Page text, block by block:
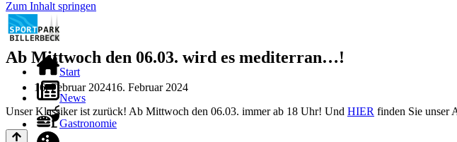
Zum Inhalt springen
Start
News
Gastronomie
Ab Mittwoch den 06.03. wird es mediterran…!
16. Februar 202416. Februar 2024
Unser Klassiker ist zurück! Ab Mittwoch den 06.03. immer ab 18 Uhr! Und HIER finden Sie unser